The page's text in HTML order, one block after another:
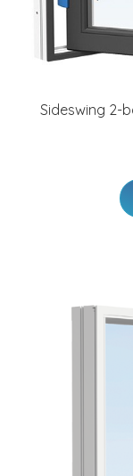
Sideswing 2-